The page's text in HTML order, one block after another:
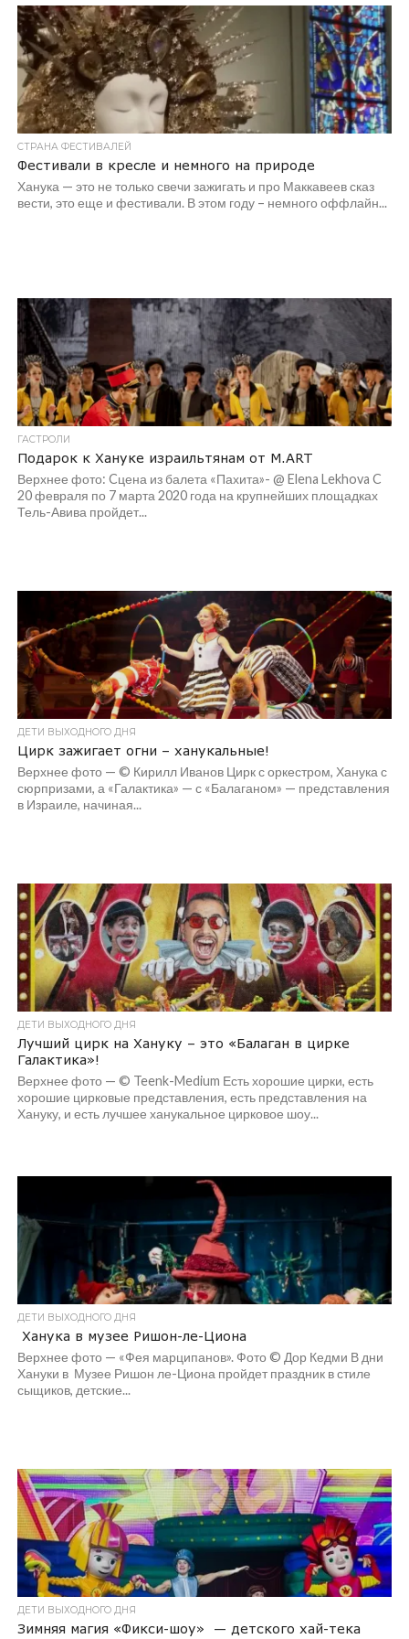
СТРАНА ФЕСТИВАЛЕЙ
Фестивали в кресле и немного на природе
Ханука — это не только свечи зажигать и про Маккавеев сказ
вести, это еще и фестивали. В этом году – немного оффлайн...
ГАСТРОЛИ
Подарок к Хануке израильтянам от M.ART
Верхнее фото: Cцена из балета «Пахита»- @ Elena Lekhova C
20 февраля по 7 марта 2020 года на крупнейших площадках
Тель-Авива пройдет...
ДЕТИ ВЫХОДНОГО ДНЯ
Цирк зажигает огни – ханукальные!
Верхнее фото — © Кирилл Иванов Цирк с оркестром, Ханука с
сюрпризами, а «Галактика» — с «Балаганом» — представления
в Израиле, начиная...
ДЕТИ ВЫХОДНОГО ДНЯ
Лучший цирк на Хануку – это «Балаган в цирке
Галактика»!
Верхнее фото — © Teenk-Medium Есть хорошие цирки, есть
хорошие цирковые представления, есть представления на
Хануку, и есть лучшее ханукальное цирковое шоу...
ДЕТИ ВЫХОДНОГО ДНЯ
Ханука в музее Ришон-ле-Циона
Верхнее фото — «Фея марципанов». Фото © Дор Кедми В дни
Хануки в Музее Ришон ле-Циона пройдет праздник в стиле
сыщиков, детские...
ДЕТИ ВЫХОДНОГО ДНЯ
Зимняя магия «Фикси-шоу» — детского хай-тека